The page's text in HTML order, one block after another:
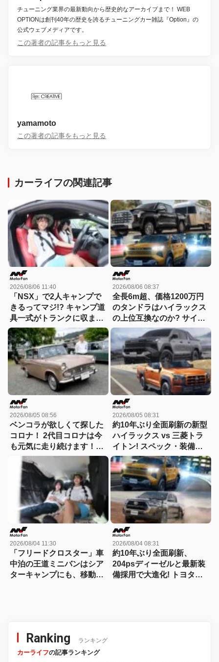
チューニング業界の最新動向から歴史的なアーカイブまで！ WEB
OPTIONは創刊40年の歴史を誇るチューニングカー雑誌『Option』の
公式ウェブメディアです。
この著者の記事をもっと見る
yamamoto
この著者の記事をもっと見る
カーライフの関連記事
2026/08/06 11:40
「NSX」で2人キャンプで
きるってマジ!? キャンプ道
具一式がトランクに収まっ
た！「シビックRS」なら
車中泊もできる【Hondaキ
ャンプ】
2026/08/06 08:37
全長6m超、価格1200万円
のタンドラはハイラックス
の上位互換なのか? サイ
ズ・装備・走り・価格を徹
底比較して分かった決定的
な違い 【新型ハイラックス
徹底比較】
2026/08/05 08:56
ベンコラが欲しくて探した
コロナ！ 2代目コロナは今
も元気に走り続けます！
【花見の里で感謝の集いや
ります！】
2026/08/05 08:31
約10年ぶり全面刷新の新型
ハイラックス vs 三菱トラ
イトン! スペック・装備・
価格を比較、勝った点/惜し
い点を徹底検証! 【新型ハ
イラックス 徹底比較】
2026/08/04 11:30
「フリードクロスター」車
中泊の王道ミニバンはシア
ターキャンプにも、移動オ
2026/08/04 08:31
約10年ぶり全面刷新、
204psディーゼルと最新装
備採用で大進化! トヨタ新
Ranking ランキング
カーライフの記事ランキング